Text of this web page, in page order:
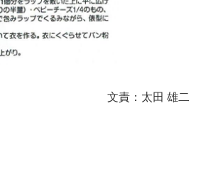
文責：太田 雄二